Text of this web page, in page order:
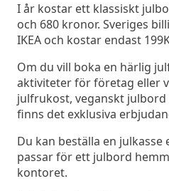
I år kostar ett klassiskt
och 680 kronor. Sveriges
IKEA och kostar endast
Om du vill boka en härlig
aktiviteter för företag eller
julfrukost, veganskt
finns det exklusiva
Du kan beställa en
passar för ett julbord
kontoret.